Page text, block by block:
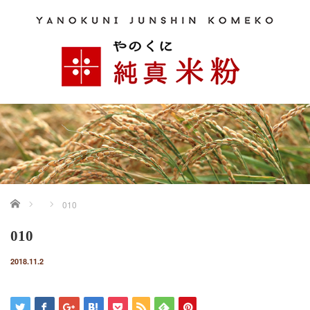
ホーム 010
010
2018.11.2